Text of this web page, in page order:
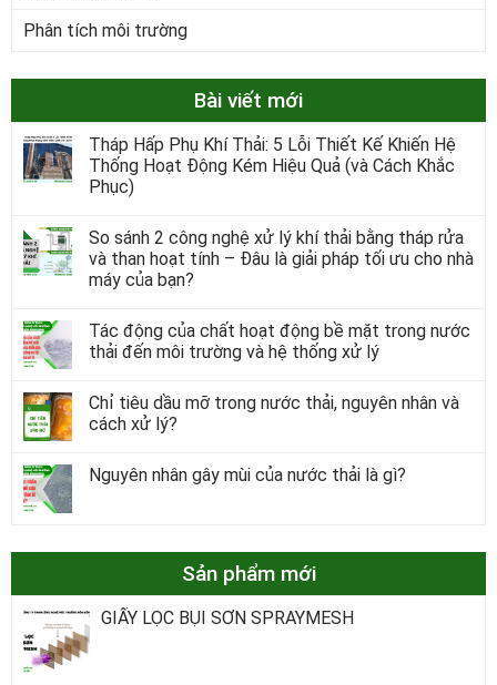
Phân tích môi trường
Bài viết mới
Tháp Hấp Phụ Khí Thải: 5 Lỗi Thiết Kế Khiến Hệ
Thống Hoạt Động Kém Hiệu Quả (và Cách Khắc
Phục)
So sánh 2 công nghệ xử lý khí thải bằng tháp rửa
và than hoạt tính – Đâu là giải pháp tối ưu cho nhà
máy của bạn?
Tác động của chất hoạt động bề mặt trong nước
thải đến môi trường và hệ thống xử lý
Chỉ tiêu dầu mỡ trong nước thải, nguyên nhân và
cách xử lý?
Nguyên nhân gây mùi của nước thải là gì?
Sản phẩm mới
GIẤY LỌC BỤI SƠN SPRAYMESH